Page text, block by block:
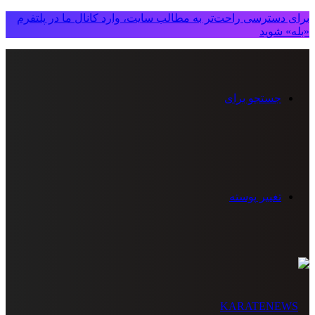
برای دسترسی راحت‌تر به مطالب سایت، وارد کانال ما در پلتفرم
«بله» شوید
جستجو برای
تغییر پوسته